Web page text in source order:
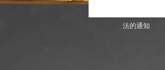
法的通知